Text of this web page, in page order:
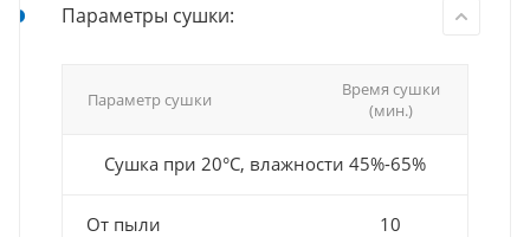
Параметры сушки:
Параметр сушки
Время сушки
(мин.)
Сушка при 20°С, влажности 45%-65%
От пыли 10